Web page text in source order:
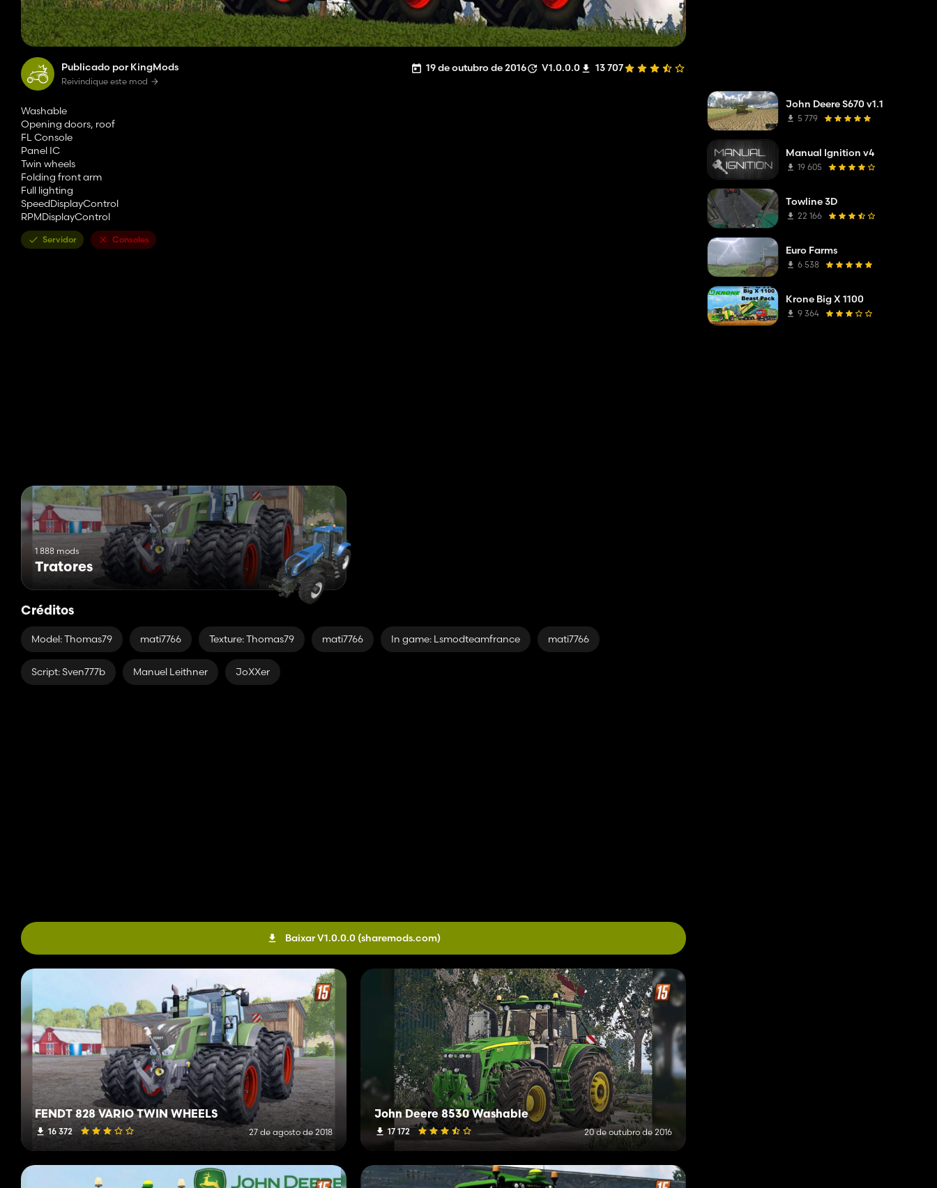
Publicado por KingMods
Reivindique este mod
19 de outubro de 2016 V1.0.0.0 13 707
Washable
Opening doors, roof
FL Console
Panel IC
Twin wheels
Folding front arm
Full lighting
SpeedDisplayControl
RPMDisplayControl
Servidor Consoles
1 888 mods
Tratores
Créditos
Model: Thomas79 mati7766 Texture: Thomas79 mati7766 In game: Lsmodteamfrance mati7766
Script: Sven777b Manuel Leithner JoXXer
Baixar V1.0.0.0 (sharemods.com)
FENDT 828 VARIO TWIN WHEELS
16 372 27 de agosto de 2018
John Deere 8530 Washable
17 172 20 de outubro de 2016
John Deere S670 v1.1
5 779
Manual Ignition v4
19 605
Towline 3D
22 166
Euro Farms
6 538
Krone Big X 1100
9 364